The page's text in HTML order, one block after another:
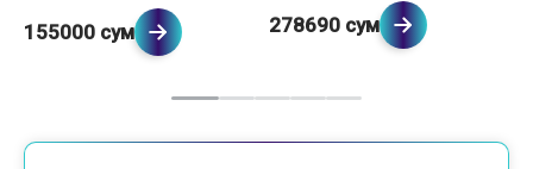
155000 сум 278690 сум